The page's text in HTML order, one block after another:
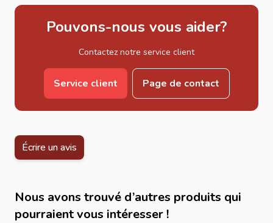
Pouvons-nous vous aider?
Contactez notre service client
Service client Page de contact
Écrire un avis
Nous avons trouvé d’autres produits qui
pourraient vous intéresser !